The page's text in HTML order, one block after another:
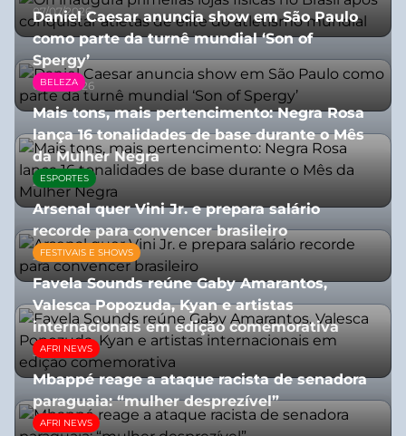
07/07/2026
Daniel Caesar anuncia show em São Paulo
como parte da turnê mundial ‘Son of
Spergy’
05/08/2026
BELEZA
Mais tons, mais pertencimento: Negra Rosa
lança 16 tonalidades de base durante o Mês
da Mulher Negra
28/07/2026
ESPORTES
Arsenal quer Vini Jr. e prepara salário
recorde para convencer brasileiro
27/07/2026
FESTIVAIS E SHOWS
Favela Sounds reúne Gaby Amarantos,
Valesca Popozuda, Kyan e artistas
internacionais em edição comemorativa
31/07/2026
AFRI NEWS
Mbappé reage a ataque racista de senadora
paraguaia: “mulher desprezível”
07/07/2026
AFRI NEWS